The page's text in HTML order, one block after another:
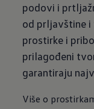
podovi i
od prljavštine i
prostirke i
prilagođeni
garantiraju
Više o